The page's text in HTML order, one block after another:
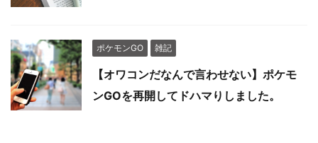
ポケモンGO 雑記
【オワコンだなんで言わせない】ポケモ
ンGOを再開してドハマりしました。